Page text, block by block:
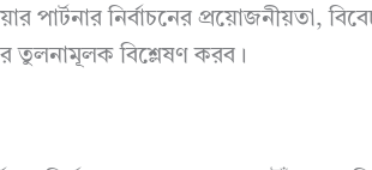
পার্টনার নির্বাচনের প্রয়োজনীয়তা,
তুলনামূলক বিশ্লেষণ করব।